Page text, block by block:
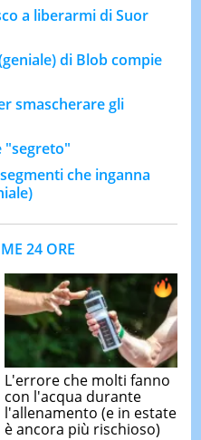
a liberarmi di Suor
di Blob compie
smascherare gli
"segreto"
che inganna
24 ORE
L'errore che molti fanno
con l'acqua durante
l'allenamento (e in estate
è ancora più rischioso)